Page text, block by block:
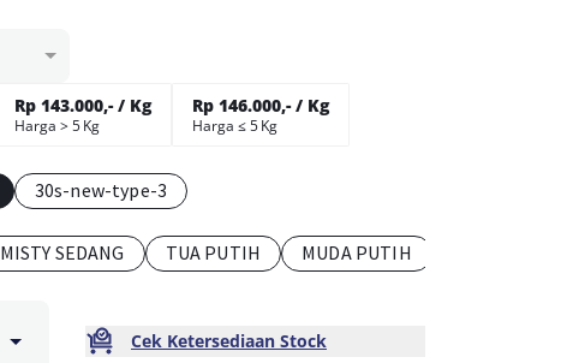
Rp 143.000,- / Kg
Harga > 5 Kg
Rp 146.000,- / Kg
Harga ≤ 5 Kg
30s-new-type-3
MISTY SEDANG TUA PUTIH MUDA PUTIH
Cek Ketersediaan Stock